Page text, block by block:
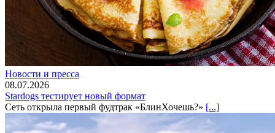
Новости и пресса
08.07.2026
Stardogs тестирует новый формат
Сеть открыла первый фудтрак «БлинХочешь?» [...]